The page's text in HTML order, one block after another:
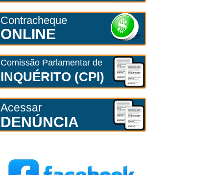
Contracheque
ONLINE
Comissão Parlamentar de
INQUÉRITO (CPI)
Acessar
DENÚNCIA